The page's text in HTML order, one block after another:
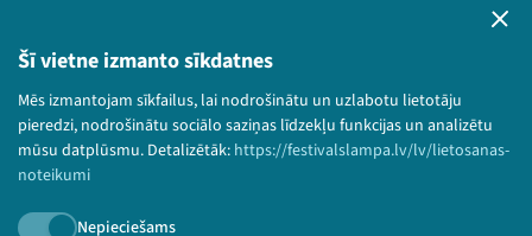
Šī vietne izmanto sīkdatnes
Mēs izmantojam sīkfailus, lai nodrošinātu un uzlabotu lietotāju
pieredzi, nodrošinātu sociālo saziņas līdzekļu funkcijas un analizētu
mūsu datplūsmu. Detalizētāk: https://festivalslampa.lv/lv/lietosanas-
noteikumi
Nepieciešams
Lietošanas noteikumi un sīkdatņu politika
Bērnu aizsardzības politika
© 2026 Sarunu festivāls LAMPA Visas tiesības
paturētas.